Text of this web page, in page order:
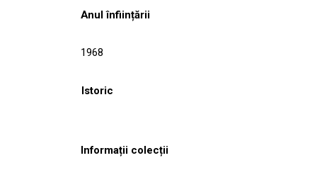
Anul înființării
1968
Istoric
Informații colecții